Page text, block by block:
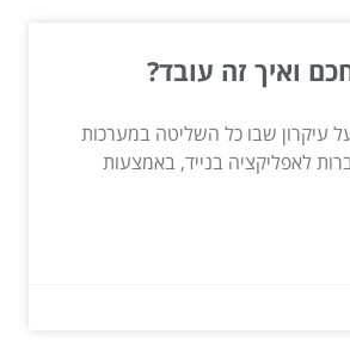
ואיך זה עובד?
עיקרון שבו כל השליטה במערכות
לאפליקציה בנייד, באמצעות